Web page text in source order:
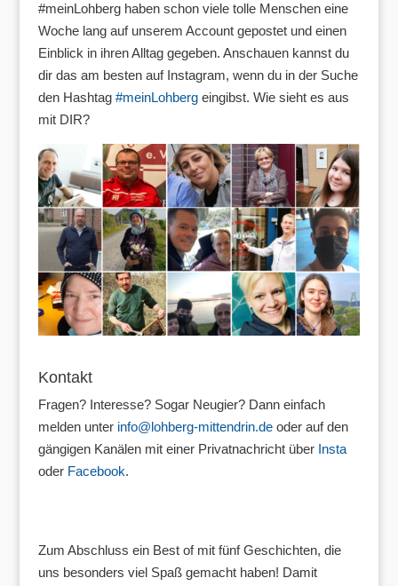
#meinLohberg haben schon viele tolle Menschen eine
Woche lang auf unserem Account gepostet und einen
Einblick in ihren Alltag gegeben. Anschauen kannst du
dir das am besten auf Instagram, wenn du in der Suche
den Hashtag #meinLohbergeingibst. Wie sieht es aus
mit DIR?
Kontakt
Fragen? Interesse? Sogar Neugier? Dann einfach
melden unter info@lohberg-mittendrin.deoder auf den
gängigen Kanälen mit einer Privatnachricht über Insta
oder Facebook.
Zum Abschluss ein Best of mit fünf Geschichten, die
uns besonders viel Spaß gemacht haben! Damit